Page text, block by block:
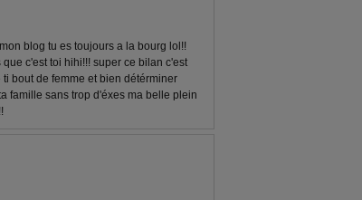
blog tu es toujours a la bourg lol!!
c'est toi hihi!!! super ce bilan c'est
bout de femme et bien détérminer
famille sans trop d'éxes ma belle plein